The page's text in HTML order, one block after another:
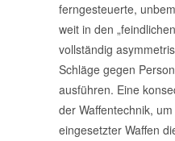
ferngesteuerte,
weit in den
vollständig
Schläge gegen
ausführen. Eine
der Waffentechnik,
eingesetzter Waffen